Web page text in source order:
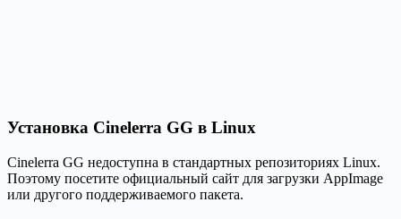
Установка Cinelerra GG в Linux
Cinelerra GG недоступна в стандартных репозиториях Linux.
Поэтому посетите официальный сайт для загрузки AppImage
или другого поддерживаемого пакета.